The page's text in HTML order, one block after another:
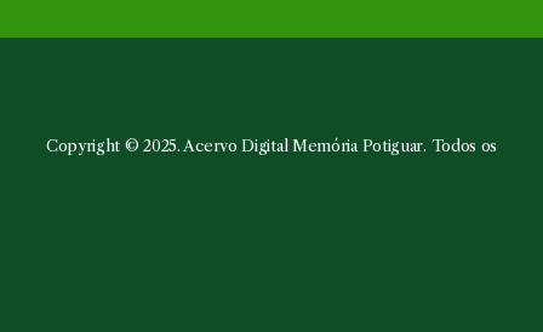
uma
uma
uma
uma
Copyright © 2025. Acervo Digital Memória Potiguar. Todos os